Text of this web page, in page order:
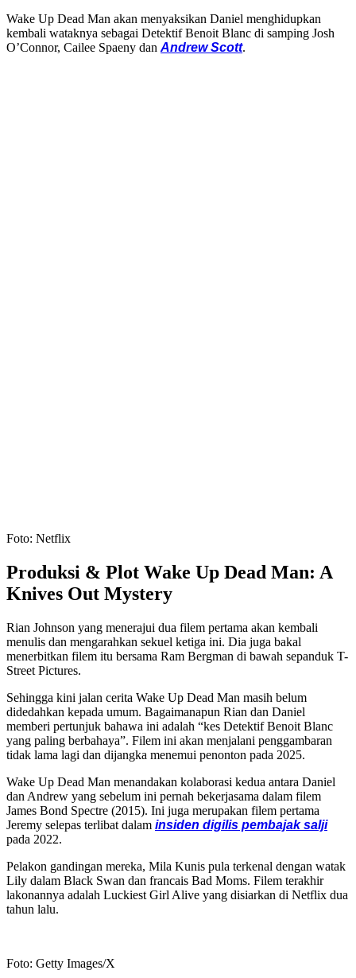
Wake Up Dead Man akan menyaksikan Daniel menghidupkan
kembali wataknya sebagai Detektif Benoit Blanc di samping Josh
O’Connor, Cailee Spaeny dan Andrew Scott.
Foto: Netflix
Produksi & Plot Wake Up Dead Man: A
Knives Out Mystery
Rian Johnson yang menerajui dua filem pertama akan kembali
menulis dan mengarahkan sekuel ketiga ini. Dia juga bakal
menerbitkan filem itu bersama Ram Bergman di bawah sepanduk T-
Street Pictures.
Sehingga kini jalan cerita Wake Up Dead Man masih belum
didedahkan kepada umum. Bagaimanapun Rian dan Daniel
memberi pertunjuk bahawa ini adalah “kes Detektif Benoit Blanc
yang paling berbahaya”. Filem ini akan menjalani penggambaran
tidak lama lagi dan dijangka menemui penonton pada 2025.
Wake Up Dead Man menandakan kolaborasi kedua antara Daniel
dan Andrew yang sebelum ini pernah bekerjasama dalam filem
James Bond Spectre (2015). Ini juga merupakan filem pertama
Jeremy selepas terlibat dalam insiden digilis pembajak salji
pada 2022.
Pelakon gandingan mereka, Mila Kunis pula terkenal dengan watak
Lily dalam Black Swan dan francais Bad Moms. Filem terakhir
lakonannya adalah Luckiest Girl Alive yang disiarkan di Netflix dua
tahun lalu.
Foto: Getty Images/X